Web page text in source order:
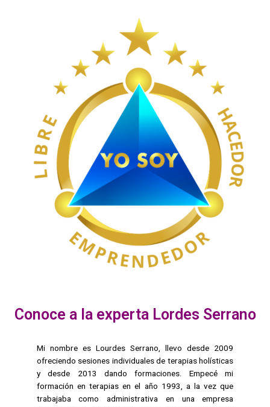
Conoce a la experta Lordes Serrano
Mi nombre es Lourdes Serrano, llevo desde 2009
ofreciendo sesiones individuales de terapias holísticas
y desde 2013 dando formaciones. Empecé mi
formación en terapias en el año 1993, a la vez que
trabajaba como administrativa en una empresa